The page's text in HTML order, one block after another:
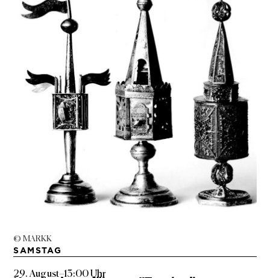
© MARKK
SAMSTAG
29. August–13:00 Uhr